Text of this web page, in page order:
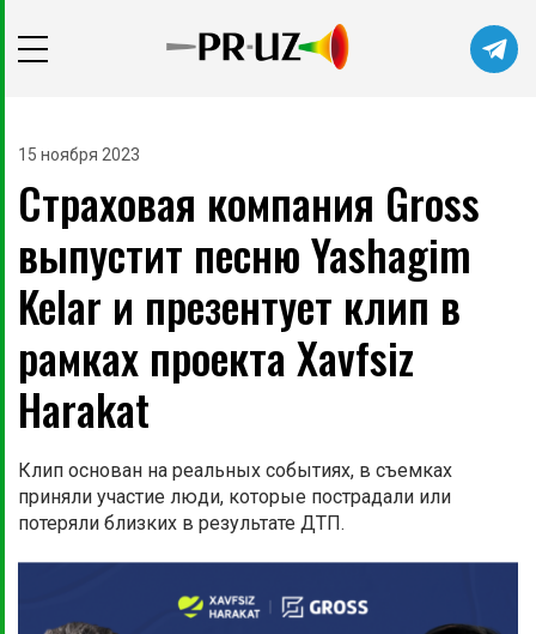
первыми в нашем Telegram-канале
Не сейчас Подписаться
15 ноября 2023
Страховая компания Gross
выпустит песню Yashagim
Kelar и презентует клип в
рамках проекта Xavfsiz
Harakat
Клип основан на реальных событиях, в съемках
приняли участие люди, которые пострадали или
потеряли близких в результате ДТП.